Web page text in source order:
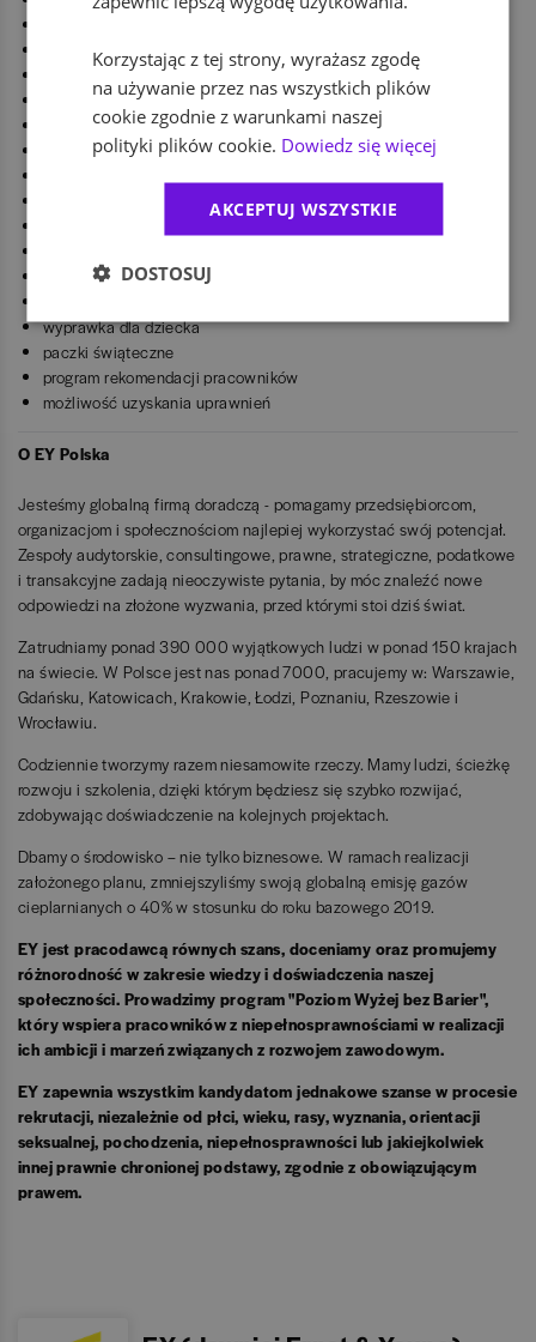
możliwość pracy zdalnej
elastyczny czas pracy
spotkania integracyjne
firmowa drużyna sportowa
strefa relaksu
wyprawka dla dziecka
paczki świąteczne
program rekomendacji pracowników
możliwość uzyskania uprawnień
O EY Polska
Jesteśmy globalną firmą doradczą - pomagamy przedsiębiorcom,
organizacjom i społecznościom najlepiej wykorzystać swój potencjał.
Zespoły audytorskie, consultingowe, prawne, strategiczne, podatkowe
i transakcyjne zadają nieoczywiste pytania, by móc znaleźć nowe
odpowiedzi na złożone wyzwania, przed którymi stoi dziś świat.
Zatrudniamy ponad 390 000 wyjątkowych ludzi w ponad 150 krajach
na świecie. W Polsce jest nas ponad 7000, pracujemy w: Warszawie,
Gdańsku, Katowicach, Krakowie, Łodzi, Poznaniu, Rzeszowie i
Wrocławiu.
Codziennie tworzymy razem niesamowite rzeczy. Mamy ludzi, ścieżkę
rozwoju i szkolenia, dzięki którym będziesz się szybko rozwijać,
zdobywając doświadczenie na kolejnych projektach.
Dbamy o środowisko – nie tylko biznesowe. W ramach realizacji
założonego planu, zmniejszyliśmy swoją globalną emisję gazów
cieplarnianych o 40% w stosunku do roku bazowego 2019.
EY jest pracodawcą równych szans, doceniamy oraz promujemy
różnorodność w zakresie wiedzy i doświadczenia naszej
społeczności. Prowadzimy program "Poziom Wyżej bez Barier",
który wspiera pracowników z niepełnosprawnościami w realizacji
ich ambicji i marzeń związanych z rozwojem zawodowym.
EY zapewnia wszystkim kandydatom jednakowe szanse w procesie
rekrutacji, niezależnie od płci, wieku, rasy, wyznania, orientacji
seksualnej, pochodzenia, niepełnosprawności lub jakiejkolwiek
innej prawnie chronionej podstawy, zgodnie z obowiązującym
prawem.
Korzystając z tej strony, wyrażasz zgodę
na używanie przez nas wszystkich plików
cookie zgodnie z warunkami naszej
polityki plików cookie. Dowiedz się więcej
AKCEPTUJ WSZYSTKIE
DOSTOSUJ